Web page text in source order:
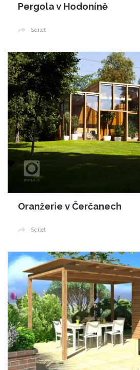
Pergola v Hodoníně
Sdílet
Oranžerie v Čerčanech
Sdílet